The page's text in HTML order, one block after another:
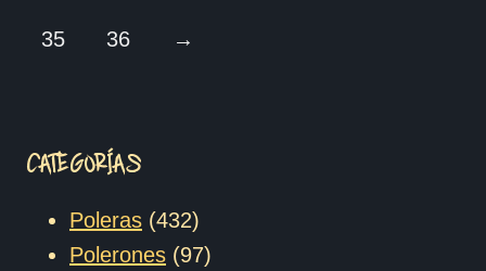
35 36 →
CATEGORÍAS
Poleras 432432
productos
Polerones 9797